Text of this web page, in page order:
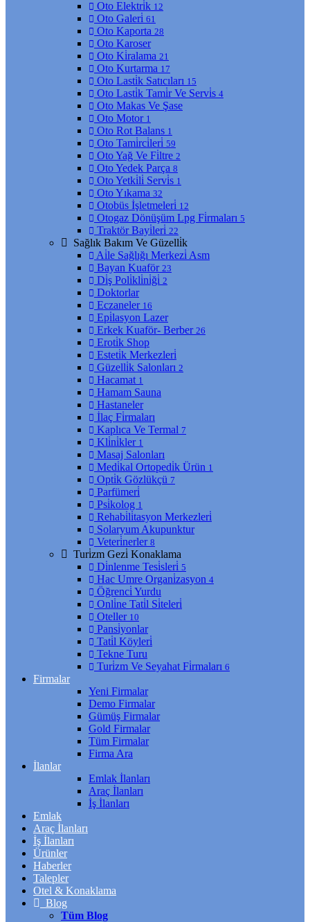
Oto Elektri̇k 12
Oto Galeri̇ 61
Oto Kaporta 28
Oto Karoser
Oto Ki̇ralama 21
Oto Kurtarma 17
Oto Lasti̇k Satıcıları 15
Oto Lasti̇k Tami̇r Ve Servi̇s 4
Oto Makas Ve Şase
Oto Motor 1
Oto Rot Balans 1
Oto Tami̇rci̇leri̇ 59
Oto Yağ Ve Fi̇ltre 2
Oto Yedek Parça 8
Oto Yetki̇li̇ Servi̇s 1
Oto Yıkama 32
Otobüs İşletmeleri̇ 12
Otogaz Dönüşüm Lpg Fi̇rmaları 5
Traktör Bayi̇leri̇ 22
Sağlık Bakım Ve Güzelli̇k
Ai̇le Sağlığı Merkezi̇ Asm
Bayan Kuaför 23
Di̇ş Poli̇kli̇ni̇ği̇ 2
Doktorlar
Eczaneler 16
Epi̇lasyon Lazer
Erkek Kuaför- Berber 26
Eroti̇k Shop
Esteti̇k Merkezleri̇
Güzelli̇k Salonları 2
Hacamat 1
Hamam Sauna
Hastaneler
İlaç Fi̇rmaları
Kaplıca Ve Termal 7
Kli̇ni̇kler 1
Masaj Salonları
Medi̇kal Ortopedi̇k Ürün 1
Opti̇k Gözlükçü 7
Parfümeri̇
Psi̇kolog 1
Rehabi̇li̇tasyon Merkezleri̇
Solaryum Akupunktur
Veteri̇nerler 8
Turi̇zm Gezi̇ Konaklama
Di̇nlenme Tesi̇sleri̇ 5
Hac Umre Organi̇zasyon 4
Öğrenci̇ Yurdu
Onli̇ne Tati̇l Si̇teleri̇
Oteller 10
Pansi̇yonlar
Tati̇l Köyleri̇
Tekne Turu
Turi̇zm Ve Seyahat Fi̇rmaları 6
Firmalar
Yeni Firmalar
Demo Firmalar
Gümüş Firmalar
Gold Firmalar
Tüm Firmalar
Firma Ara
İlanlar
Emlak İlanları
Araç İlanları
İş İlanları
Emlak
Araç İlanları
İş İlanları
Ürünler
Haberler
Talepler
Otel & Konaklama
Blog
Tüm Blog